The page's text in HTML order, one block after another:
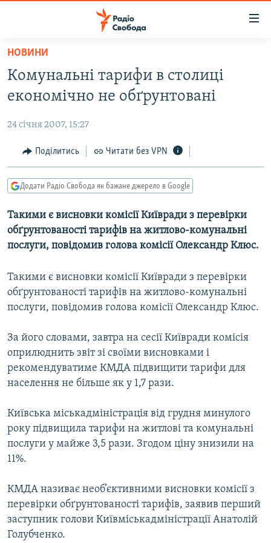
Перейти
основного
матеріалу
до
навігації
Перейти
до
РАДІО СВОБОДА – 70 РОКІВ
ВСЕ ЗА ДОБУ
ПОЛІТИКА
ЕКОНОМІКА
КУЛЬТУРА
СПОРТ
УКРАЇНА
ВІЙНА
РОСІЙСЬКА «ФІЛЬТРАЦІЯ»
КРИМ.РЕАЛІЇ
ТИ ЯК?
СХЕМИ
МУЛЬТИМЕДІА
ФОТО
ПОДКАСТИ
КРИМ РЕАЛІЇ
УКР
КТАТ
НОВИНИ
Комунальні тарифи в столиці
економічно не обґрунтовані
24 січня 2007, 15:27
Поділитись Читати без VPN
Додати Радіо Свобода як бажане джерело в Google
Такими є висновки комісії Київради з перевірки
обґрунтованості тарифів на житлово-комунальні
послуги, повідомив голова комісії Олександр Клюс.
Такими є висновки комісії Київради з перевірки
обґрунтованості тарифів на житлово-комунальні
послуги, повідомив голова комісії Олександр Клюс.
За його словами, завтра на сесії Київради комісія
оприлюднить звіт зі своїми висновками і
рекомендуватиме КМДА підвищити тарифи для
населення не більше як у 1,7 рази.
Київська міськадміністрація від грудня минулого
року підвищила тарифи на житлові та комунальні
послуги у майже 3,5 рази. Згодом ціну знизили на
11%.
КМДА називає необ’єктивними висновки комісії з
перевірки обґрунтованості тарифів, заявив перший
заступник голови Київміськадміністрації Анатолій
Голубченко.